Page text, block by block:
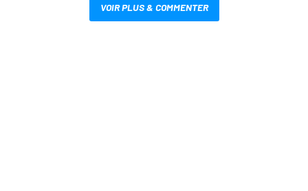
VOIR PLUS & COMMENTER